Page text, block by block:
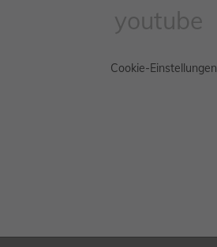
youtube
Cookie-Einstellungen